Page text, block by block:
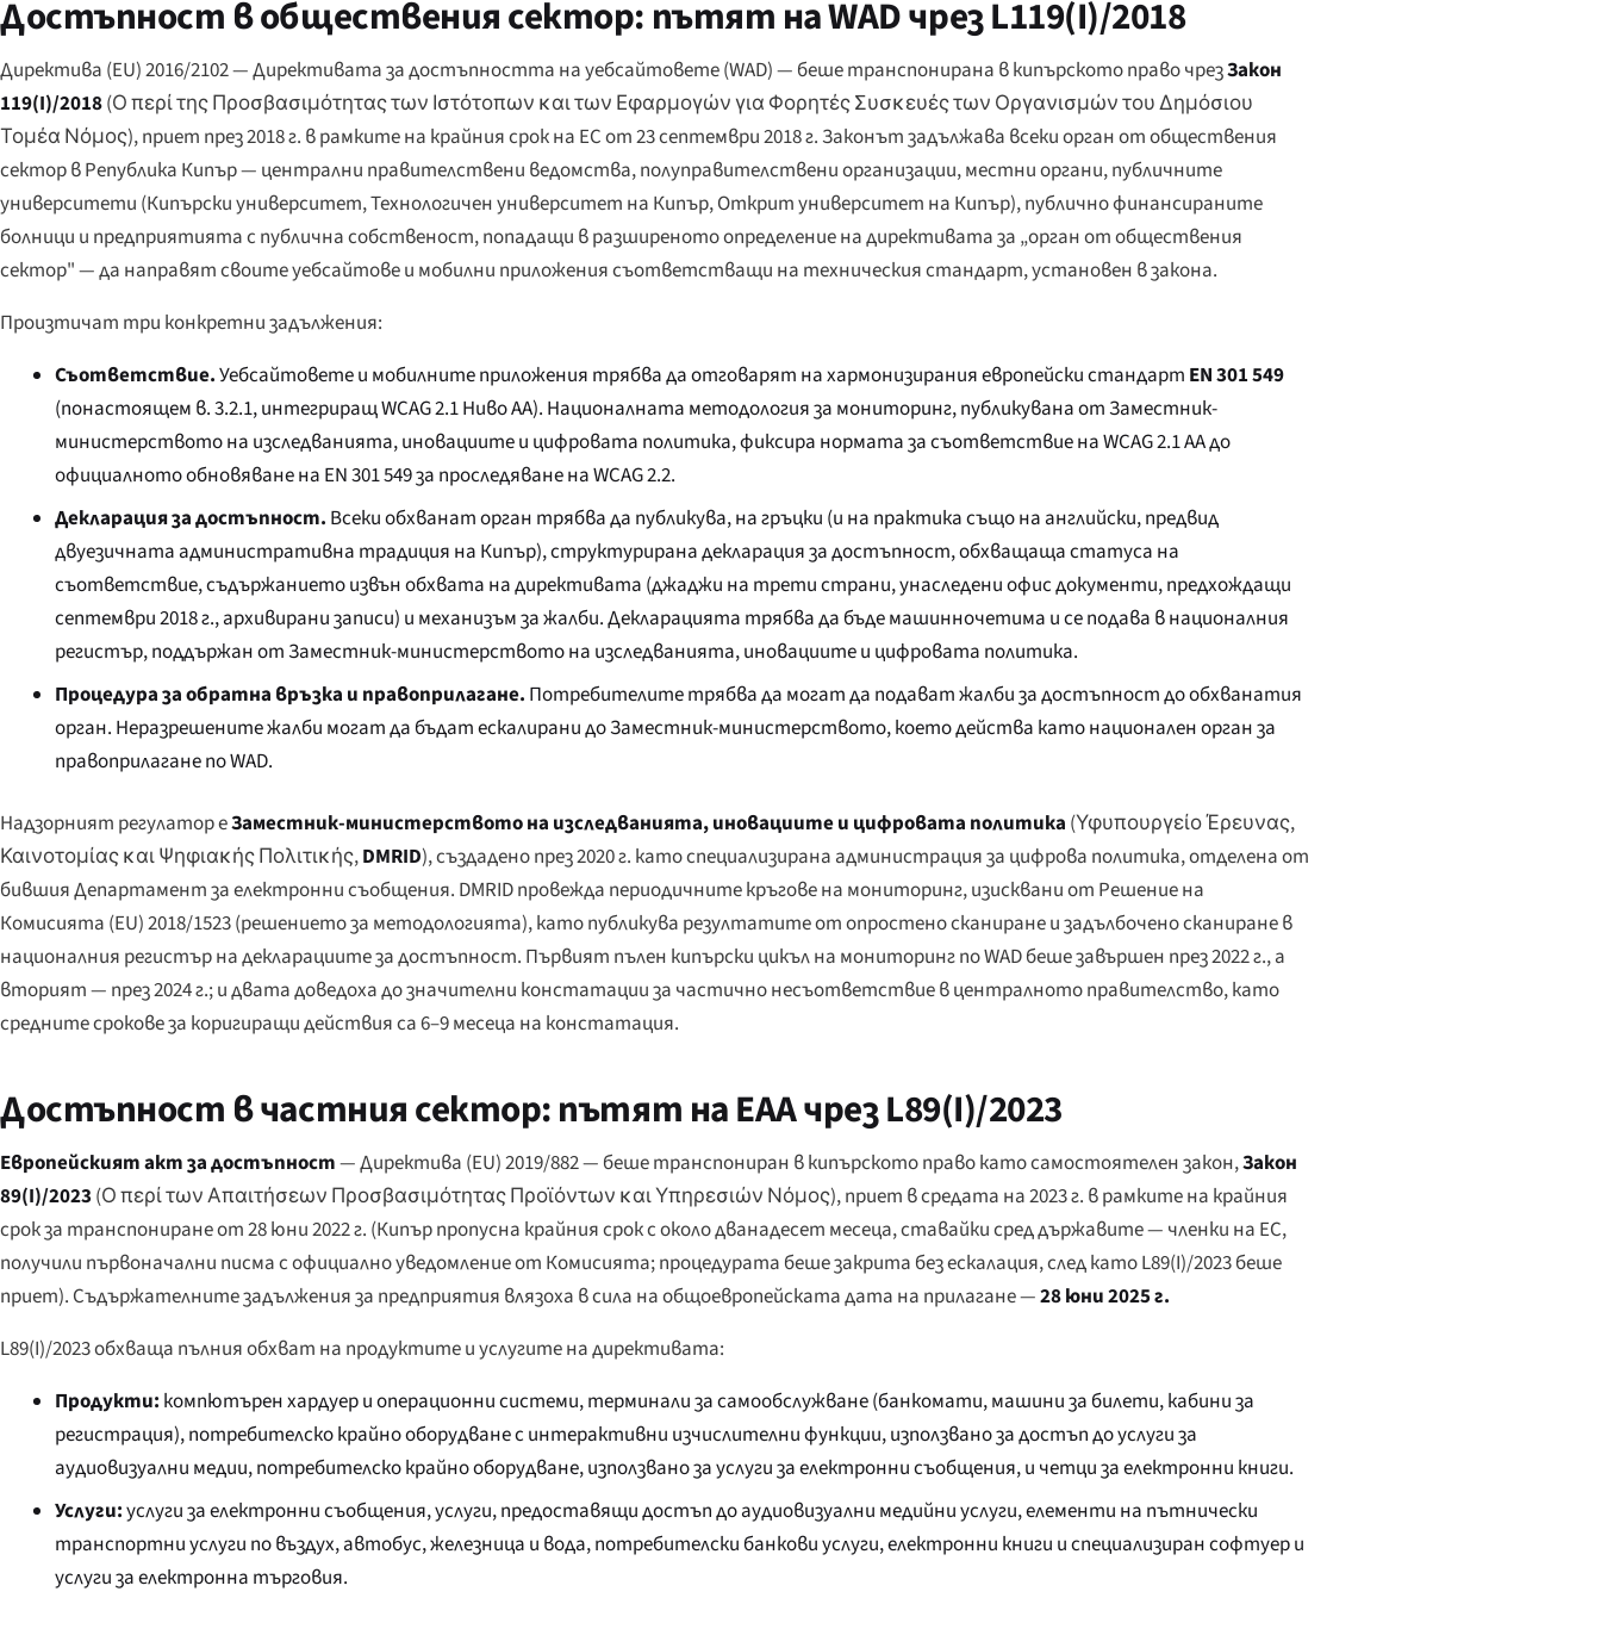
Достъпност в обществения сектор: пътят на WAD чрез L119(I)/2018
Директива (EU) 2016/2102 — Директивата за достъпността на уебсайтовете (WAD) — беше транспонирана в кипърското право чрезЗакон
119(I)/2018(Ο περί της Προσβασιμότητας των Ιστότοπων και των Εφαρμογών για Φορητές Συσκευές των Οργανισμών του Δημόσιου
Τομέα Νόμος), приет през 2018 г. в рамките на крайния срок на ЕС от 23 септември 2018 г. Законът задължава всеки орган от обществения
сектор в Република Кипър — централни правителствени ведомства, полуправителствени организации, местни органи, публичните
университети (Кипърски университет, Технологичен университет на Кипър, Открит университет на Кипър), публично финансираните
болници и предприятията с публична собственост, попадащи в разширеното определение на директивата за „орган от обществения
сектор" — да направят своите уебсайтове и мобилни приложения съответстващи на техническия стандарт, установен в закона.
Произтичат три конкретни задължения:
Съответствие.Уебсайтовете и мобилните приложения трябва да отговарят на хармонизирания европейски стандарт EN 301 549
(понастоящем в. 3.2.1, интегриращ WCAG 2.1 Ниво AA). Националната методология за мониторинг, публикувана от Заместник-
министерството на изследванията, иновациите и цифровата политика, фиксира нормата за съответствие на WCAG 2.1 AA до
официалното обновяване на EN 301 549 за проследяване на WCAG 2.2.
Декларация за достъпност. Всеки обхванат орган трябва да публикува, на гръцки (и на практика също на английски, предвид
двуезичната административна традиция на Кипър), структурирана декларация за достъпност, обхващаща статуса на
съответствие, съдържанието извън обхвата на директивата (джаджи на трети страни, унаследени офис документи, предхождащи
септември 2018 г., архивирани записи) и механизъм за жалби. Декларацията трябва да бъде машинночетима и се подава в националния
регистър, поддържан от Заместник-министерството на изследванията, иновациите и цифровата политика.
Процедура за обратна връзка и правоприлагане. Потребителите трябва да могат да подават жалби за достъпност до обхванатия
орган. Неразрешените жалби могат да бъдат ескалирани до Заместник-министерството, което действа като национален орган за
правоприлагане по WAD.
Надзорният регулатор еЗаместник-министерството на изследванията, иновациите и цифровата политика (Υφυπουργείο Έρευνας,
Καινοτομίας και Ψηφιακής Πολιτικής,DMRID), създадено през 2020 г. като специализирана администрация за цифрова политика, отделена от
бившия Департамент за електронни съобщения. DMRID провежда периодичните кръгове на мониторинг, изисквани от Решение на
Комисията (EU) 2018/1523 (решението за методологията), като публикува резултатите от опростено сканиране и задълбочено сканиране в
националния регистър на декларациите за достъпност. Първият пълен кипърски цикъл на мониторинг по WAD беше завършен през 2022 г., а
вторият — през 2024 г.; и двата доведоха до значителни констатации за частично несъответствие в централното правителство, като
средните срокове за коригиращи действия са 6–9 месеца на констатация.
Достъпност в частния сектор: пътят на EAA чрез L89(I)/2023
Европейският акт за достъпност— Директива (EU) 2019/882 — беше транспониран в кипърското право като самостоятелен закон,Закон
89(I)/2023 (Ο περί των Απαιτήσεων Προσβασιμότητας Προϊόντων και Υπηρεσιών Νόμος), приет в средата на 2023 г. в рамките на крайния
срок за транспониране от 28 юни 2022 г. (Кипър пропусна крайния срок с около дванадесет месеца, ставайки сред държавите — членки на ЕС,
получили първоначални писма с официално уведомление от Комисията; процедурата беше закрита без ескалация, след като L89(I)/2023 беше
приет). Съдържателните задължения за предприятия влязоха в сила на общоевропейската дата на прилагане —28 юни 2025 г.
L89(I)/2023 обхваща пълния обхват на продуктите и услугите на директивата:
Продукти: компютърен хардуер и операционни системи, терминали за самообслужване (банкомати, машини за билети, кабини за
регистрация), потребителско крайно оборудване с интерактивни изчислителни функции, използвано за достъп до услуги за
аудиовизуални медии, потребителско крайно оборудване, използвано за услуги за електронни съобщения, и четци за електронни книги.
Услуги:услуги за електронни съобщения, услуги, предоставящи достъп до аудиовизуални медийни услуги, елементи на пътнически
транспортни услуги по въздух, автобус, железница и вода, потребителски банкови услуги, електронни книги и специализиран софтуер и
услуги за електронна търговия.